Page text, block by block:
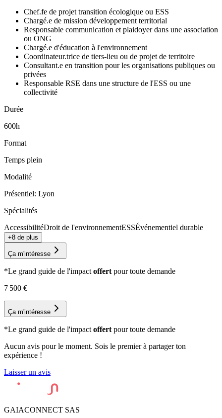
Chef.fe de projet transition écologique ou ESS
Chargé.e de mission développement territorial
Responsable communication et plaidoyer dans une association
ou ONG
Chargé.e d'éducation à l'environnement
Coordinateur.trice de tiers-lieu ou de projet de territoire
Consultant.e en transition pour les organisations publiques ou
privées
Responsable RSE dans une structure de l'ESS ou une
collectivité
Durée
600h
Format
Temps plein
Modalité
Présentiel: Lyon
Spécialités
AccessibilitéDroit de l'environnementESSÉvénementiel durable
+8 de plus
Ça m'intéresse
*Le grand guide de l'impact offert pour toute demande
7 500 €
Ça m'intéresse
*Le grand guide de l'impact offert pour toute demande
Aucun avis pour le moment. Sois le premier à partager ton
expérience !
Laisser un avis
GAIACONNECT SAS